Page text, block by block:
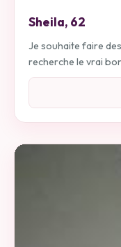
Sheila, 62
Je souhaite faire
recherche le vrai
s'abstenir je n'ai pas
sérieuse à mes